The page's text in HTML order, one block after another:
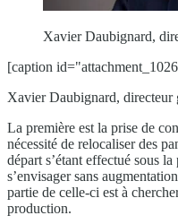
Xavier Daubignard,
[caption
Xavier Daubignard,
La première est la prise de
nécessité de relocaliser des
départ s’étant effectué sous
s’envisager sans
partie de celle-ci est à
production.